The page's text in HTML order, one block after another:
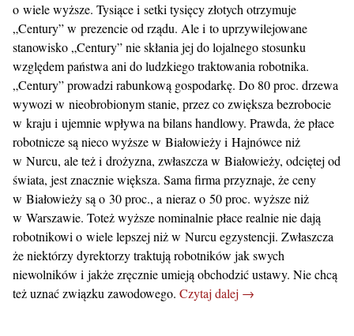
o wiele wyższe. Tysiące i setki tysięcy złotych otrzymuje
„Century” w prezencie od rządu. Ale i to uprzywilejowane
stanowisko „Century” nie skłania jej do lojalnego stosunku
względem państwa ani do ludzkiego traktowania robotnika.
„Century” prowadzi rabunkową gospodarkę. Do 80 proc. drzewa
wywozi w nieobrobionym stanie, przez co zwiększa bezrobocie
w kraju i ujemnie wpływa na bilans handlowy. Prawda, że płace
robotnicze są nieco wyższe w Białowieży i Hajnówce niż
w Nurcu, ale też i drożyzna, zwłaszcza w Białowieży, odciętej od
świata, jest znacznie większa. Sama firma przyznaje, że ceny
w Białowieży są o 30 proc., a nieraz o 50 proc. wyższe niż
w Warszawie. Toteż wyższe nominalnie płace realnie nie dają
robotnikowi o wiele lepszej niż w Nurcu egzystencji. Zwłaszcza
że niektórzy dyrektorzy traktują robotników jak swych
niewolników i jakże zręcznie umieją obchodzić ustawy. Nie chcą
też uznać związku zawodowego. Czytaj dalej →